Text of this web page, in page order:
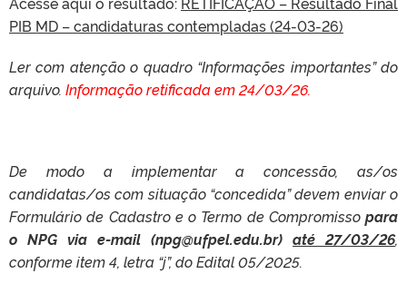
PIB MD – candidaturas contempladas (24-03-26)
Ler com atenção o quadro “Informações importantes” do
arquivo. Informação retificada em 24/03/26.
De modo a implementar a concessão, as/os
candidatas/os com situação “concedida” devem enviar o
Formulário de Cadastro e o Termo de Compromisso para
o NPG via e-mail (npg@ufpel.edu.br) até 27/03/26,
conforme item 4, letra “j”, do Edital 05/2025.